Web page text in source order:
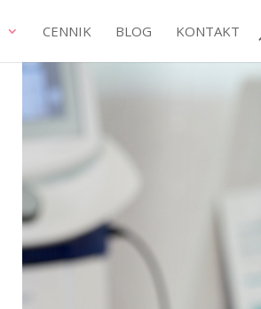
CENNIK BLOG KONTAKT